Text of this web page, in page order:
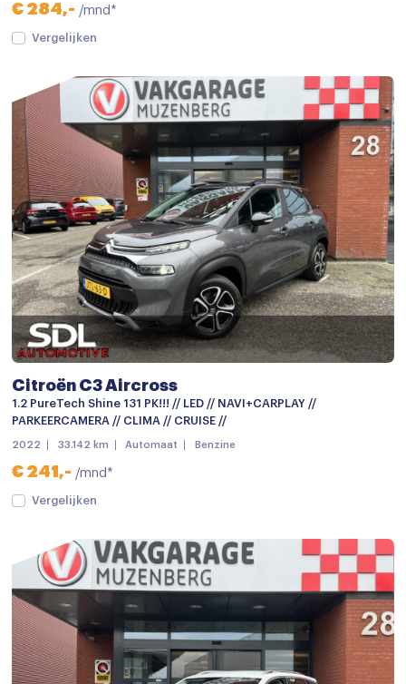
€ 284,- /mnd*
Vergelijken
Citroën C3 Aircross
1.2 PureTech Shine 131 PK!!! // LED // NAVI+CARPLAY //
PARKEERCAMERA // CLIMA // CRUISE //
2022 33.142 km Automaat Benzine
€ 241,- /mnd*
Vergelijken